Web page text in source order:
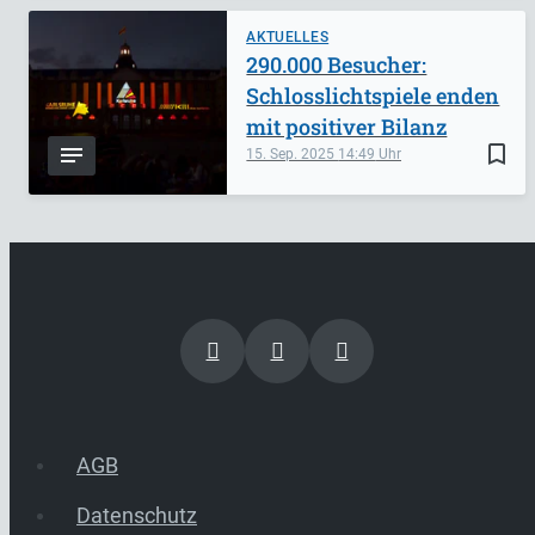
AKTUELLES
bookmark_border
15. Sep. 2025 14:49
290.000 Besucher:
Schlosslichtspiele enden
mit positiver Bilanz
AGB
Datenschutz